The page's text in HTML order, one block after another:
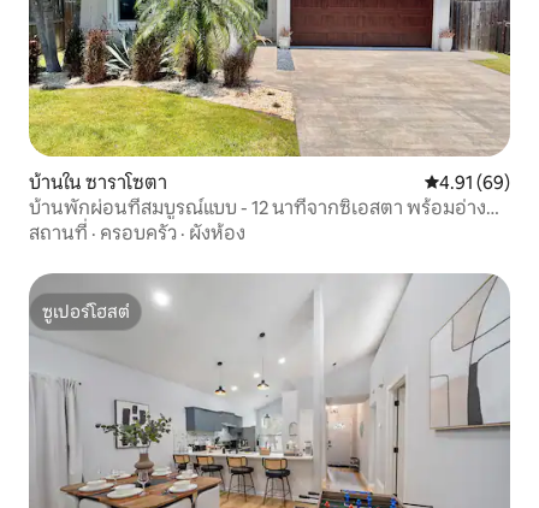
บ้านใน ซาราโซตา คะแนนเฉลี่ย
4.91 (69)
บ้านพักผ่อนที่สมบูรณ์แบบ - 12 นาทีจากซิเอสตา พร้อมอ่างน้ำ
ร้อน
สถานที่ · ครอบครัว · ผังห้อง
ซูเปอร์โฮสต์
ซูเปอร์โฮสต์